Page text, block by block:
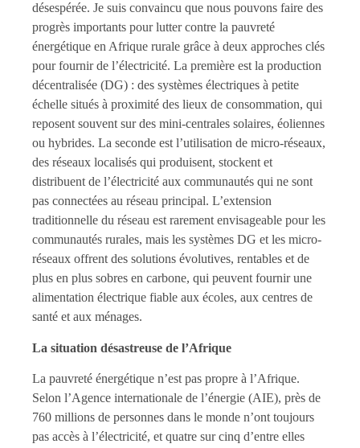
désespérée. Je suis convaincu que nous pouvons faire des
progrès importants pour lutter contre la pauvreté
énergétique en Afrique rurale grâce à deux approches clés
pour fournir de l’électricité. La première est la production
décentralisée (DG) : des systèmes électriques à petite
échelle situés à proximité des lieux de consommation, qui
reposent souvent sur des mini-centrales solaires, éoliennes
ou hybrides. La seconde est l’utilisation de micro-réseaux,
des réseaux localisés qui produisent, stockent et
distribuent de l’électricité aux communautés qui ne sont
pas connectées au réseau principal. L’extension
traditionnelle du réseau est rarement envisageable pour les
communautés rurales, mais les systèmes DG et les micro-
réseaux offrent des solutions évolutives, rentables et de
plus en plus sobres en carbone, qui peuvent fournir une
alimentation électrique fiable aux écoles, aux centres de
santé et aux ménages.
La situation désastreuse de l’Afrique
La pauvreté énergétique n’est pas propre à l’Afrique.
Selon l’Agence internationale de l’énergie (AIE), près de
760 millions de personnes dans le monde n’ont toujours
pas accès à l’électricité, et quatre sur cinq d’entre elles